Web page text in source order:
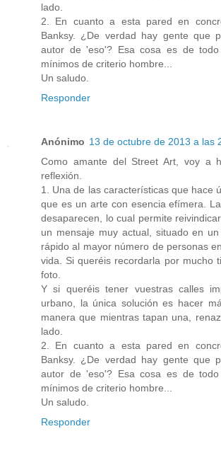
lado.
2. En cuanto a esta pared en
Banksy. ¿De verdad hay gente que
autor de 'eso'? Esa cosa es de
mínimos de criterio hombre...
Un saludo.
Responder
Anónimo 13 de octubre de 2013 a las
Como amante del Street Art, voy a
reflexión.
1. Una de las características que hace
que es un arte con esencia efímera.
desaparecen, lo cual permite
un mensaje muy actual, situado en
rápido al mayor número de personas
vida. Si queréis recordarla por mucho
foto.
Y si queréis tener vuestras calles
urbano, la única solución es hacer
manera que mientras tapan una,
lado.
2. En cuanto a esta pared en
Banksy. ¿De verdad hay gente que
autor de 'eso'? Esa cosa es de
mínimos de criterio hombre...
Un saludo.
Responder